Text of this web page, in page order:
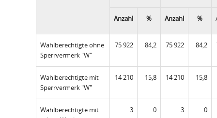
Anzahl % Anzahl %
Wahlberechtigte ohne
Sperrvermerk "W"
75 922 84,2 75 922 84,2
Wahlberechtigte mit
Sperrvermerk "W"
14 210 15,8 14 210 15,8
Wahlberechtigte mit
3 0 3 0